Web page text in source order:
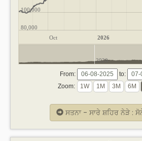
Oct 2026
80,000
100,000
2020
From:
to:
Zoom:
ਸਤਨਾ - ਸਾਰੇ ਸ਼ਹਿਰ ਨੇੜੇ :